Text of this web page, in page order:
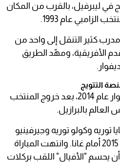
في ليبرفيل، بالقرب من المكان
عام 1993.
كثير التنقل إلى واحد من
الأفريقية، ومهّد الطريق
التتويج
تولى رينارد تدريب كوت ديفوار عام 2014، بعد خروج المنتخب
بالبرازيل.
توريه وكولو توريه وجيرفينيو
إلى نهائي كأس أمم أفريقيا 2015 أمام غانا. وانتهت المباراة
يحسم "الأفيال" اللقب بركلات